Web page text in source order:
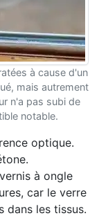
à cause d'un
mais autrement
n'a pas subi de
notable.
optique.
à ongle
car le verre
dans les tissus.